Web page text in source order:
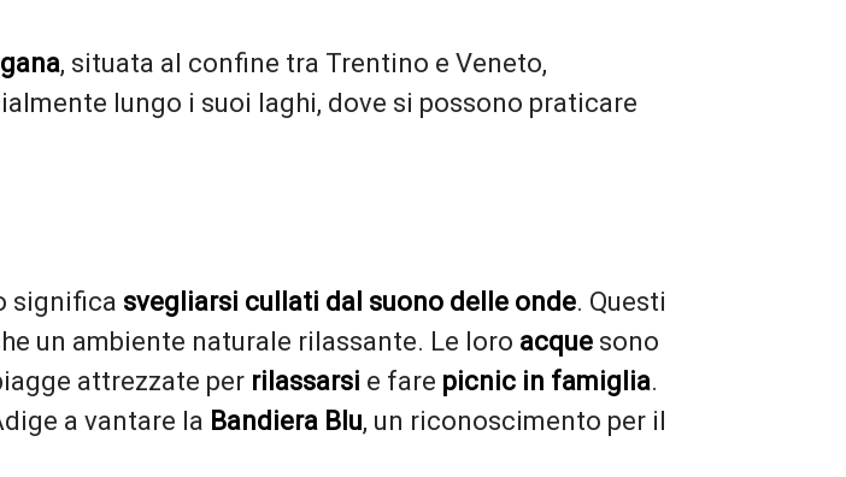
, situata al confine tra Trentino e Veneto,
lungo i suoi laghi, dove si possono praticare
significa svegliarsi cullati dal suono delle onde. Questi
un ambiente naturale rilassante. Le loro acque sono
attrezzate per rilassarsi e fare picnic in famiglia.
a vantare la Bandiera Blu, un riconoscimento per il